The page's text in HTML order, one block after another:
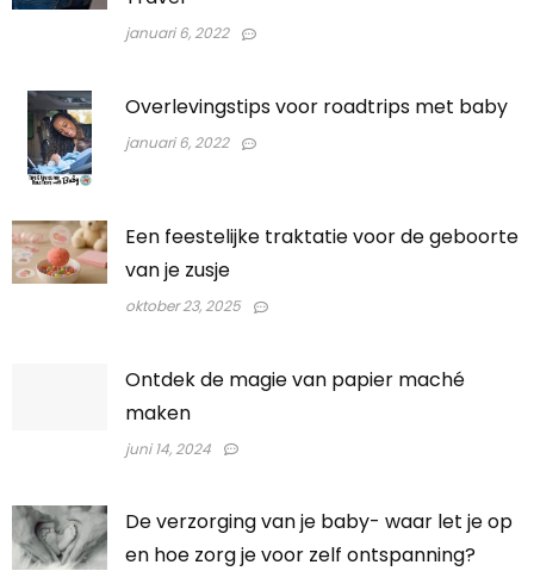
januari 6, 2022
Overlevingstips voor roadtrips met baby
januari 6, 2022
Een feestelijke traktatie voor de geboorte
van je zusje
oktober 23, 2025
Ontdek de magie van papier maché
maken
juni 14, 2024
De verzorging van je baby- waar let je op
en hoe zorg je voor zelf ontspanning?